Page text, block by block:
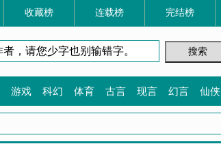
收藏榜 连载榜 完结榜
游戏 科幻 体育 古言 现言 幻言 仙侠